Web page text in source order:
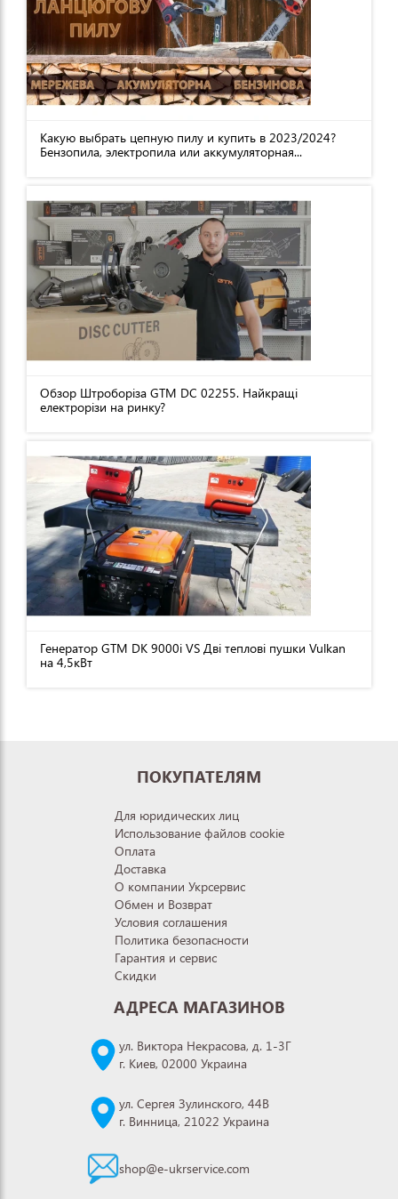
Какую выбрать цепную пилу и купить в 2023/2024?
Бензопила, электропила или аккумуляторная...
Обзор Штроборіза GTM DC 02255. Найкращі
електрорізи на ринку?
Генератор GTM DK 9000i VS Дві теплові пушки Vulkan
на 4,5кВт
ПОКУПАТЕЛЯМ
Для юридических лиц
Использование файлов cookie
Оплата
Доставка
О компании Укрсервис
Обмен и Возврат
Условия соглашения
Политика безопасности
Гарантия и сервис
Скидки
АДРЕСА МАГАЗИНОВ
ул. Виктора Некрасова, д. 1-3Г
г. Киев, 02000 Украина
ул. Сергея Зулинского, 44В
г. Винница, 21022 Украина
shop@e-ukrservice.com